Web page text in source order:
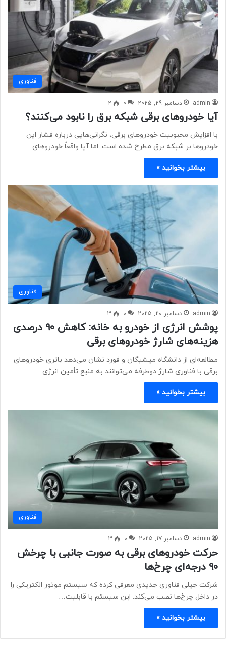
فناوری
admin دسامبر 29, 2025 0
2
آیا خودروهای برقی شبکه برق را نابود می‌کنند؟
با افزایش محبوبیت خودروهای برقی، نگرانی‌هایی درباره فشار این
خودروها بر شبکه برق مطرح شده است. اما آیا واقعاً خودروهای…
بیشتر بخوانید »
فناوری
admin دسامبر 20, 2025 0
3
پوشش انرژی از خودرو به خانه: کاهش ۹۰ درصدی
هزینه‌های شارژ خودروهای برقی
مطالعه‌ای از دانشگاه میشیگان و فورد نشان می‌دهد باتری خودروهای
برقی با فناوری شارژ دوطرفه می‌توانند به منبع تأمین انرژی…
بیشتر بخوانید »
فناوری
admin دسامبر 17, 2025 0
3
حرکت خودروهای برقی به صورت جانبی با چرخش
۹۰ درجه‌ای چرخ‌ها
شرکت جیلی فناوری جدیدی معرفی کرده که سیستم موتور الکتریکی را
در داخل چرخ‌ها نصب می‌کند. این سیستم با قابلیت…
بیشتر بخوانید »